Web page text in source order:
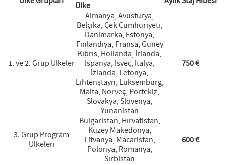
Ülke
1. ve 2. Grup Ülkeler
Almanya, Avusturya,
Belçika, Çek Cumhuriyeti,
Danimarka, Estonya,
Finlandiya, Fransa, Güney
Kıbrıs, Hollanda, İrlanda,
İspanya, İsveç, İtalya,
İzlanda, Letonya,
Lihtenştayn, Lüksemburg,
Malta, Norveç, Portekiz,
Slovakya, Slovenya,
Yunanistan
750 €
3. Grup Program
Ülkeleri
Bulgaristan, Hırvatistan,
Kuzey Makedonya,
Litvanya, Macaristan,
Polonya, Romanya,
Sırbistan
600 €